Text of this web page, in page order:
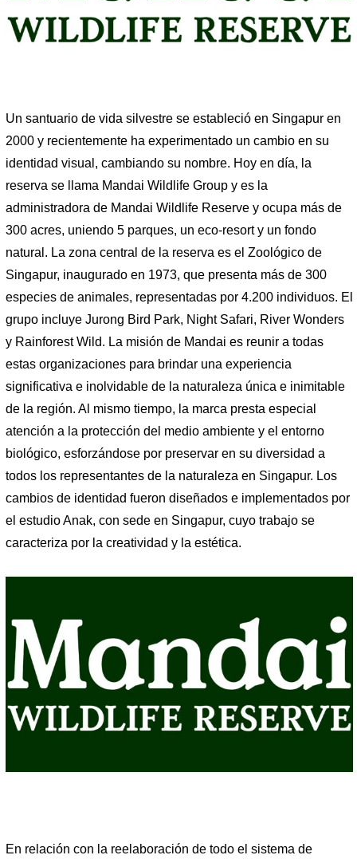
Un santuario de vida silvestre se estableció en Singapur en
2000 y recientemente ha experimentado un cambio en su
identidad visual, cambiando su nombre. Hoy en día, la
reserva se llama Mandai Wildlife Group y es la
administradora de Mandai Wildlife Reserve y ocupa más de
300 acres, uniendo 5 parques, un eco-resort y un fondo
natural. La zona central de la reserva es el Zoológico de
Singapur, inaugurado en 1973, que presenta más de 300
especies de animales, representadas por 4.200 individuos. El
grupo incluye Jurong Bird Park, Night Safari, River Wonders
y Rainforest Wild. La misión de Mandai es reunir a todas
estas organizaciones para brindar una experiencia
significativa e inolvidable de la naturaleza única e inimitable
de la región. Al mismo tiempo, la marca presta especial
atención a la protección del medio ambiente y el entorno
biológico, esforzándose por preservar en su diversidad a
todos los representantes de la naturaleza en Singapur. Los
cambios de identidad fueron diseñados e implementados por
el estudio Anak, con sede en Singapur, cuyo trabajo se
caracteriza por la creatividad y la estética.
En relación con la reelaboración de todo el sistema de